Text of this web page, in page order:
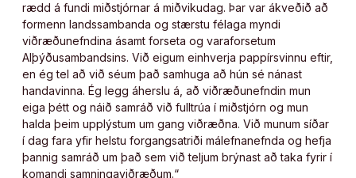
rædd á fundi miðstjórnar á miðvikudag. Þar var ákveðið að
formenn landssambanda og stærstu félaga myndi
viðræðunefndina ásamt forseta og varaforsetum
Alþýðusambandsins. Við eigum einhverja pappírsvinnu eftir,
en ég tel að við séum það samhuga að hún sé nánast
handavinna. Ég legg áherslu á, að viðræðunefndin mun
eiga þétt og náið samráð við fulltrúa í miðstjórn og mun
halda þeim upplýstum um gang viðræðna. Við munum síðar
í dag fara yfir helstu forgangsatriði málefnanefnda og hefja
þannig samráð um það sem við teljum brýnast að taka fyrir í
komandi samningaviðræðum.“